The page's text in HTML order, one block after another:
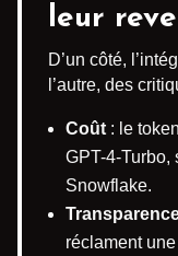
leur
D’un côté,
l’autre, des
Coût : le
GPT-4-Turbo,
Snowflake.
réclament